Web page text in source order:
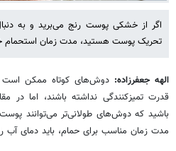
اگر از خشکی پوست رنج می‌برید و به
تحریک پوست هستید، مدت زمان استحمام
الهه جعفرزاده: دوش‌های کوتاه ممکن است
قدرت تمیزکنندگی نداشته باشند، اما در
باشید که دوش‌های طولانی‌تر می‌توانند
مدت زمان مناسب برای حمام، باید دمای آب